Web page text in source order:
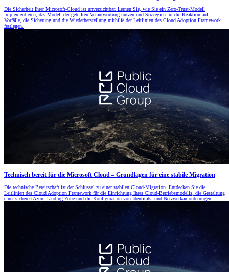
Die Sicherheit Ihrer Microsoft-Cloud ist unverzichtbar. Lernen Sie, wie Sie ein Zero-Trust-Modell
implementieren, das Modell der geteilten Verantwortung nutzen und Strategien für die Reaktion auf
Vorfälle, die Sicherung und die Wiederherstellung mithilfe der Leitlinien des Cloud Adoption Framework
festlegen.
Technisch bereit für die Microsoft Cloud – Grundlagen für eine stabile Migration
Die technische Bereitschaft ist der Schlüssel zu einer stabilen Cloud-Migration. Entdecken Sie die
Leitlinien des Cloud Adoption Framework für die Einrichtung Ihres Cloud-Betriebsmodells, die Gestaltung
einer sicheren Azure Landing Zone und die Konfiguration von Identitäts- und Netzwerkanforderungen.